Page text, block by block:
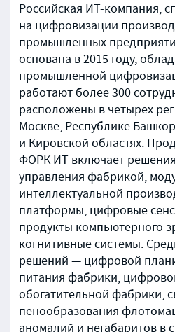
Российская ИТ-компания,
на цифровизации
промышленных
основана в 2015 году,
промышленной
работают более 300
расположены в четырех
Москве, Республике
и Кировской областях.
ФОРК ИТ включает
управления фабрикой,
интеллектуальной
платформы, цифровые
продукты компьютерного
когнитивные системы.
решений — цифровой
питания фабрики,
обогатительной фабрики,
пенообразования
аномалий и негабаритов в